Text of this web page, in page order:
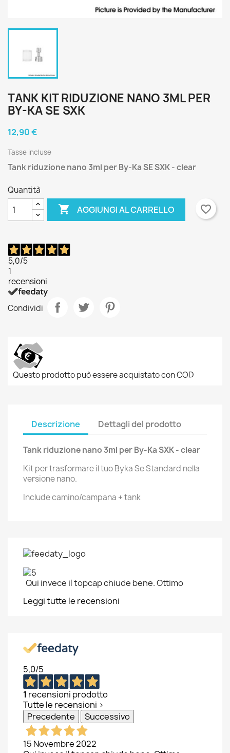
TANK KIT RIDUZIONE NANO 3ML PER
BY-KA SE SXK
12,90 €
Tasse incluse
Tank riduzione nano 3ml per By-Ka SE SXK - clear
Quantità
 AGGIUNGI AL CARRELLO favorite_border
5,0/5
1
recensioni
Condividi
Questo prodotto può essere acquistato con COD
Descrizione Dettagli del prodotto
Tank riduzione nano 3ml per By-Ka SXK - clear
Kit per trasformare il tuo Byka Se Standard nella
versione nano.
Include camino/campana + tank
Qui invece il topcap chiude bene. Ottimo
Leggi tutte le recensioni
5,0/5
1 recensioni prodotto
Tutte le recensioni >
Precedente
Successivo
15 Novembre 2022